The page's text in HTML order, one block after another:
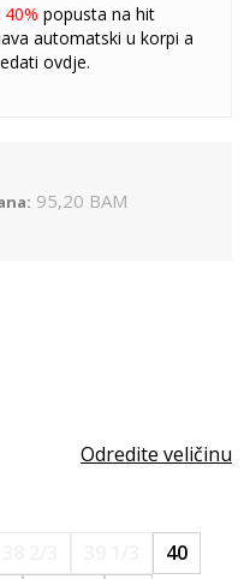
popusta na hit
automatski u korpi a
ovdje.
95,20 BAM
Odredite veličinu
40